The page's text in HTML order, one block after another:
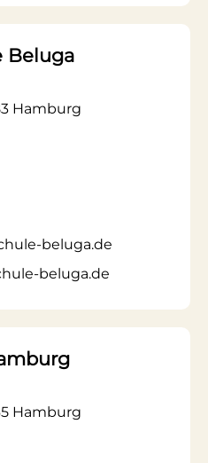
Beluga
Hamburg
beluga.de
beluga.de
Hamburg